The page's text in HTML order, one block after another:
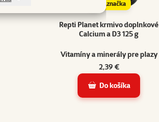
značka
Repti Planet krmivo doplnkové
Calcium a D3 125 g
Vitamíny a minerály pre plazy
2,39 €
Do košíka